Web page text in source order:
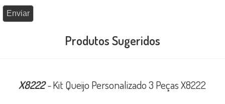
Produtos Sugeridos
X8222-Kit Queijo Personalizado 3 Peças X8222